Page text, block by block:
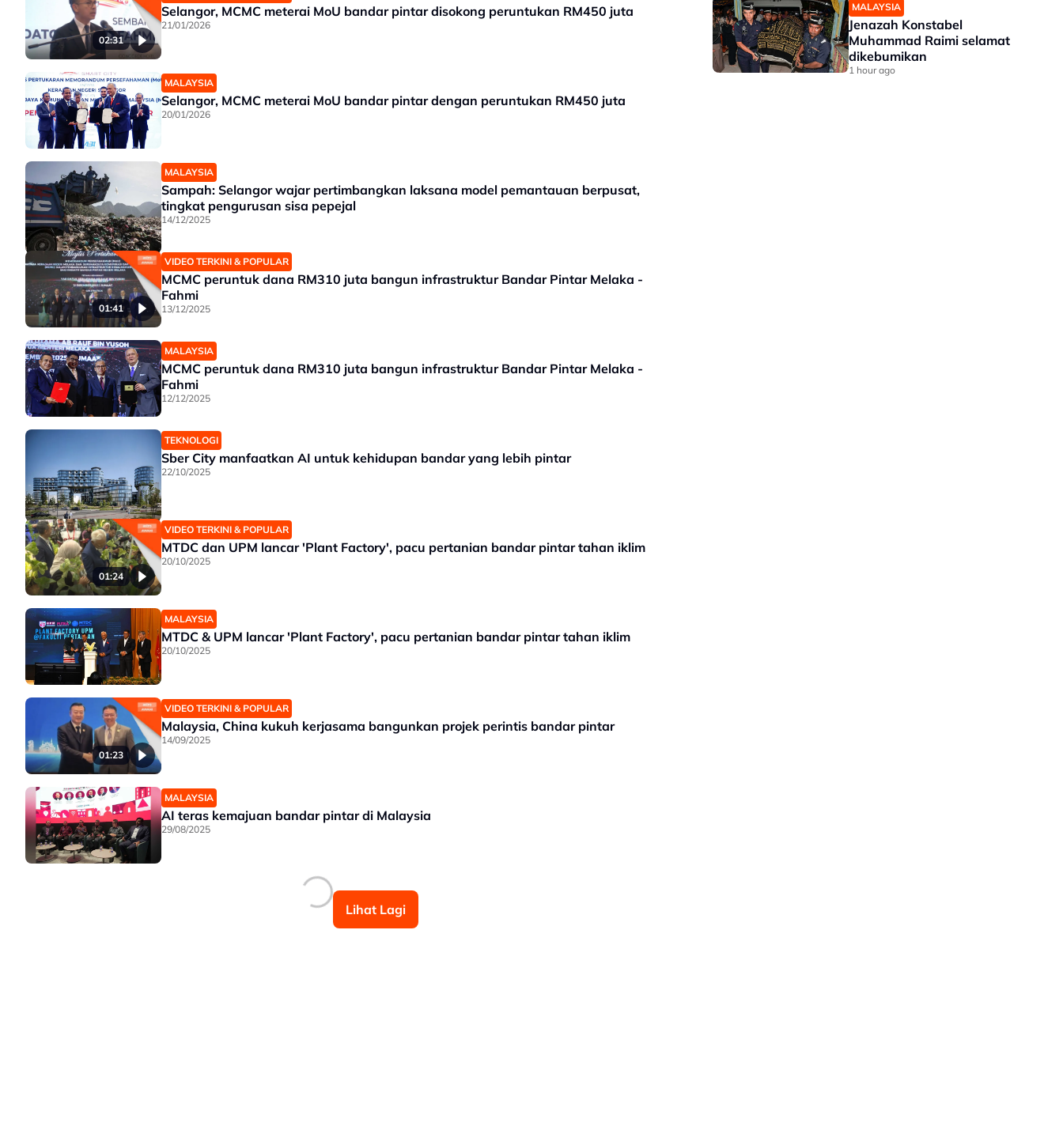
02:31
Selangor, MCMC meterai MoU bandar pintar disokong peruntukan RM450 juta
21/01/2026
MALAYSIA
Selangor, MCMC meterai MoU bandar pintar dengan peruntukan RM450 juta
20/01/2026
MALAYSIA
Sampah: Selangor wajar pertimbangkan laksana model pemantauan berpusat,
tingkat pengurusan sisa pepejal
14/12/2025
01:41
VIDEO TERKINI & POPULAR
MCMC peruntuk dana RM310 juta bangun infrastruktur Bandar Pintar Melaka -
Fahmi
13/12/2025
MALAYSIA
MCMC peruntuk dana RM310 juta bangun infrastruktur Bandar Pintar Melaka -
Fahmi
12/12/2025
TEKNOLOGI
Sber City manfaatkan AI untuk kehidupan bandar yang lebih pintar
22/10/2025
01:24
VIDEO TERKINI & POPULAR
MTDC dan UPM lancar 'Plant Factory', pacu pertanian bandar pintar tahan iklim
20/10/2025
MALAYSIA
MTDC & UPM lancar 'Plant Factory', pacu pertanian bandar pintar tahan iklim
20/10/2025
01:23
VIDEO TERKINI & POPULAR
Malaysia, China kukuh kerjasama bangunkan projek perintis bandar pintar
14/09/2025
MALAYSIA
AI teras kemajuan bandar pintar di Malaysia
29/08/2025
Lihat Lagi
MALAYSIA
Jenazah Konstabel
Muhammad Raimi selamat
dikebumikan
1 hour ago